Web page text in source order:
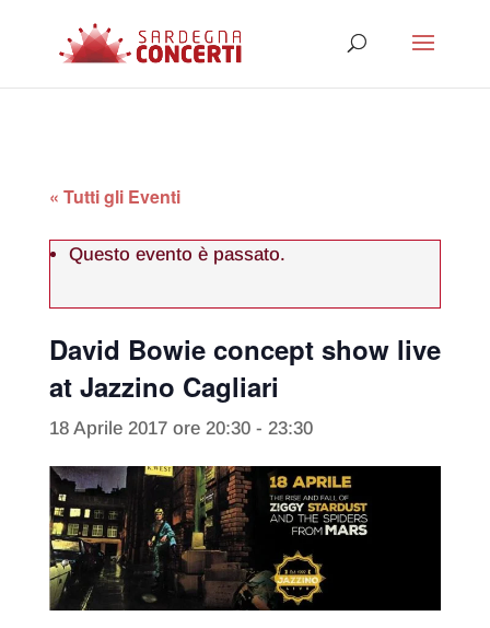
« Tutti gli Eventi
Questo evento è passato.
David Bowie concept show live
at Jazzino Cagliari
18 Aprile 2017 ore 20:30- 23:30